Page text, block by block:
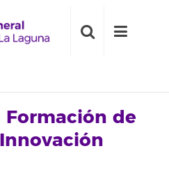
Formación de